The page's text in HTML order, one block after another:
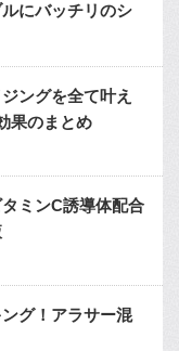
にバッチリのシ
ングを全て叶え
果のまとめ
ミンC誘導体配合
グ！アラサー混